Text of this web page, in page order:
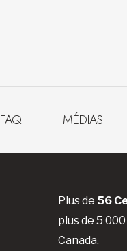
FAQ MÉDIAS
Plus de 56
plus de 5
Canada.